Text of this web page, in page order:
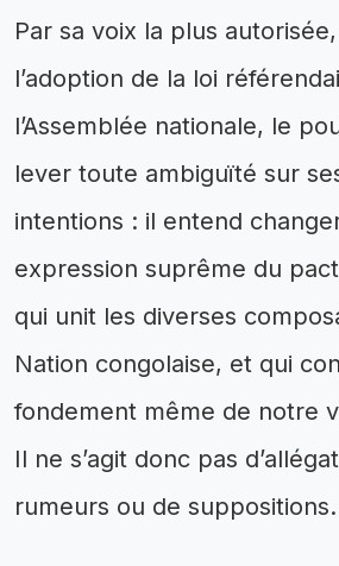
Par sa voix la plus
l’adoption de la loi
l’Assemblée nationale, le
lever toute ambiguïté sur
intentions : il entend
expression suprême du
qui unit les diverses
Nation congolaise, et qui
fondement même de notre
Il ne s’agit donc pas
rumeurs ou de suppositions.